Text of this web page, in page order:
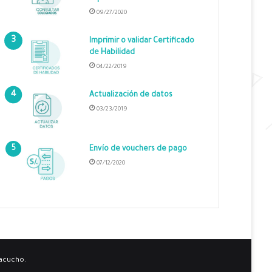
09/27/2020
Imprimir o validar Certificado
de Habilidad
04/22/2019
Actualización de datos
03/23/2019
Envío de vouchers de pago
07/12/2020